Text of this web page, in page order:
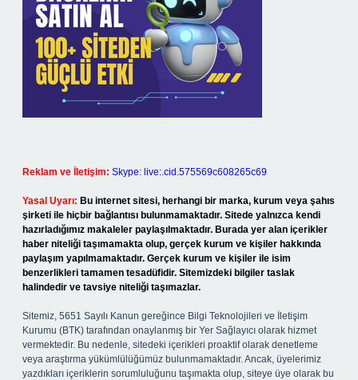
Reklam ve İletişim: Skype: live:.cid.575569c608265c69
Yasal Uyarı: Bu internet sitesi, herhangi bir marka, kurum veya şahıs
şirketi ile hiçbir bağlantısı bulunmamaktadır. Sitede yalnızca kendi
hazırladığımız makaleler paylaşılmaktadır. Burada yer alan içerikler
haber niteliği taşımamakta olup, gerçek kurum ve kişiler hakkında
paylaşım yapılmamaktadır. Gerçek kurum ve kişiler ile isim
benzerlikleri tamamen tesadüfidir. Sitemizdeki bilgiler taslak
halindedir ve tavsiye niteliği taşımazlar.
Sitemiz, 5651 Sayılı Kanun gereğince Bilgi Teknolojileri ve İletişim
Kurumu (BTK) tarafından onaylanmış bir Yer Sağlayıcı olarak hizmet
vermektedir. Bu nedenle, sitedeki içerikleri proaktif olarak denetleme
veya araştırma yükümlülüğümüz bulunmamaktadır. Ancak, üyelerimiz
yazdıkları içeriklerin sorumluluğunu taşımakta olup, siteye üye olarak bu